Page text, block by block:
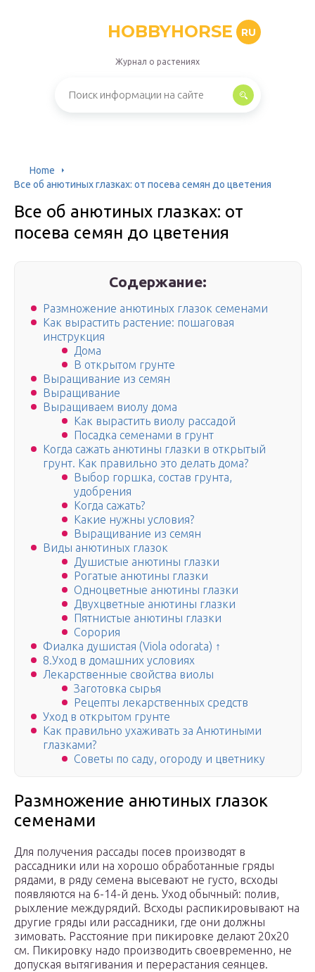
HOBBYHORSE RU
Журнал о растениях
Home
Все об анютиных глазках: от посева семян до цветения
Все об анютиных глазках: от
посева семян до цветения
Содержание:
Размножение анютиных глазок семенами
Как вырастить растение: пошаговая
инструкция
Дома
В открытом грунте
Выращивание из семян
Выращивание
Выращиваем виолу дома
Как вырастить виолу рассадой
Посадка семенами в грунт
Когда сажать анютины глазки в открытый
грунт. Как правильно это делать дома?
Выбор горшка, состав грунта,
удобрения
Когда сажать?
Какие нужны условия?
Выращивание из семян
Виды анютиных глазок
Душистые анютины глазки
Рогатые анютины глазки
Одноцветные анютины глазки
Двухцветные анютины глазки
Пятнистые анютины глазки
Сорория
Фиалка душистая (Viola odorata) ↑
8.Уход в домашних условиях
Лекарственные свойства виолы
Заготовка сырья
Рецепты лекарственных средств
Уход в открытом грунте
Как правильно ухаживать за Анютиными
глазками?
Советы по саду, огороду и цветнику
Размножение анютиных глазок
семенами
Для получения рассады посев производят в
рассадники или на хорошо обработанные гряды
рядами, в ряду семена высевают не густо, всходы
появляются на 6-14-й день. Уход обычный: полив,
рыхление междурядий. Всходы распикировывают на
другие гряды или рассадники, где они должны
зимовать. Расстояние при пикировке делают 20х20
см. Пикировку надо производить своевременно, не
допуская вытягивания и перерастания сеянцев.